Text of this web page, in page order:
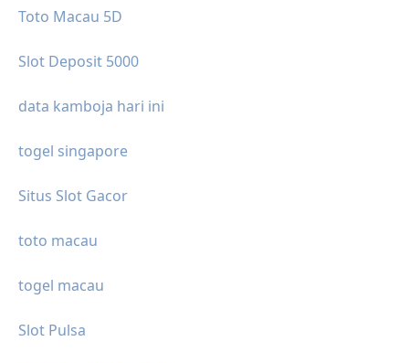
Toto Macau 5D
Slot Deposit 5000
data kamboja hari ini
togel singapore
Situs Slot Gacor
toto macau
togel macau
Slot Pulsa